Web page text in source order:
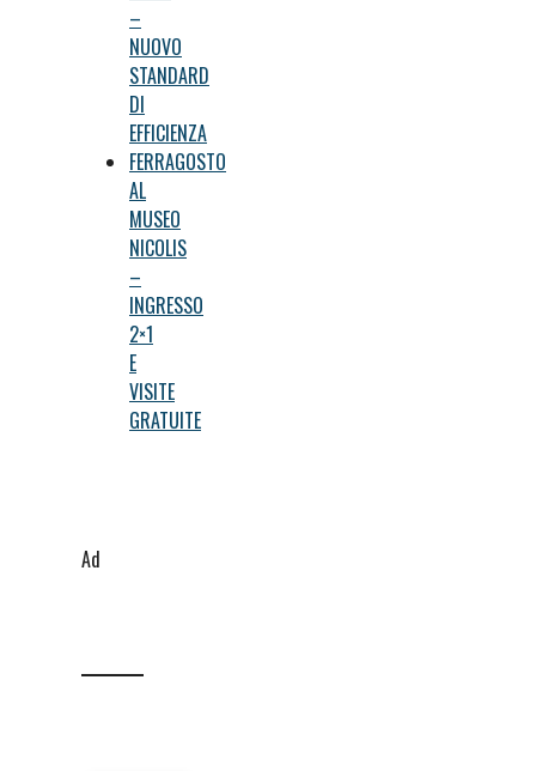
–
NUOVO
STANDARD
DI
EFFICIENZA
FERRAGOSTO
AL
MUSEO
NICOLIS
–
INGRESSO
2×1
E
VISITE
GRATUITE
Ad